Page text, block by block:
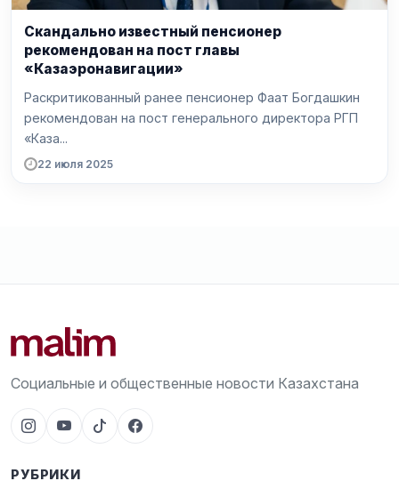
Скандально известный пенсионер
рекомендован на пост главы
«Казаэронавигации»
Раскритикованный ранее пенсионер Фаат Богдашкин
рекомендован на пост генерального директора РГП
«Каза...
22 июля 2025
Социальные и общественные новости Казахстана
РУБРИКИ